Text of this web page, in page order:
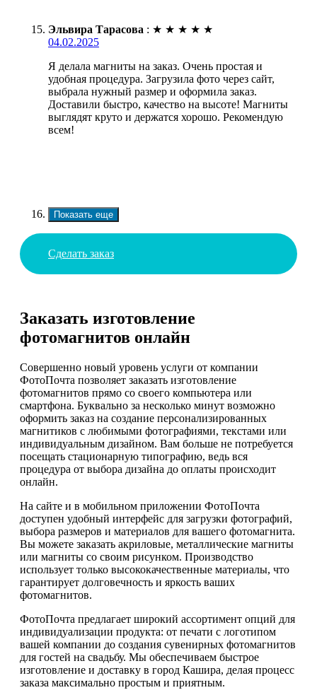
Эльвира Тарасова : ★ ★ ★ ★ ★
04.02.2025
Я делала магниты на заказ. Очень простая и
удобная процедура. Загрузила фото через сайт,
выбрала нужный размер и оформила заказ.
Доставили быстро, качество на высоте! Магниты
выглядят круто и держатся хорошо. Рекомендую
всем!
Показать еще
Сделать заказ
Заказать изготовление
фотомагнитов онлайн
Совершенно новый уровень услуги от компании
ФотоПочта позволяет заказать изготовление
фотомагнитов прямо со своего компьютера или
смартфона. Буквально за несколько минут возможно
оформить заказ на создание персонализированных
магнитиков с любимыми фотографиями, текстами или
индивидуальным дизайном. Вам больше не потребуется
посещать стационарную типографию, ведь вся
процедура от выбора дизайна до оплаты происходит
онлайн.
На сайте и в мобильном приложении ФотоПочта
доступен удобный интерфейс для загрузки фотографий,
выбора размеров и материалов для вашего фотомагнита.
Вы можете заказать акриловые, металлические магниты
или магниты со своим рисунком. Производство
использует только высококачественные материалы, что
гарантирует долговечность и яркость ваших
фотомагнитов.
ФотоПочта предлагает широкий ассортимент опций для
индивидуализации продукта: от печати с логотипом
вашей компании до создания сувенирных фотомагнитов
для гостей на свадьбу. Мы обеспечиваем быстрое
изготовление и доставку в город Кашира, делая процесс
заказа максимально простым и приятным.